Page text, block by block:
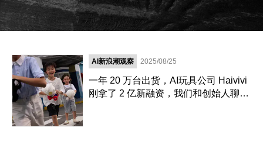
AI新浪潮观察 2025/08/25
一年 20 万台出货，AI玩具公司 Haivivi
刚拿了 2 亿新融资，我们和创始人聊了